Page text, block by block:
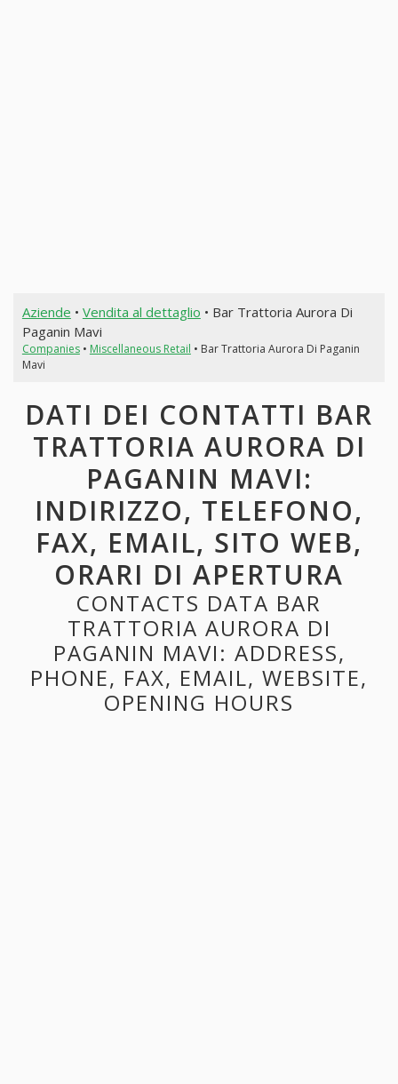
Aziende • Vendita al dettaglio • Bar Trattoria Aurora Di
Paganin Mavi
Companies• Miscellaneous Retail • Bar Trattoria Aurora Di Paganin
Mavi
DATI DEI CONTATTI BAR
TRATTORIA AURORA DI
PAGANIN MAVI:
INDIRIZZO, TELEFONO,
FAX, EMAIL, SITO WEB,
ORARI DI APERTURA
CONTACTS DATA BAR
TRATTORIA AURORA DI
PAGANIN MAVI: ADDRESS,
PHONE, FAX, EMAIL, WEBSITE,
OPENING HOURS